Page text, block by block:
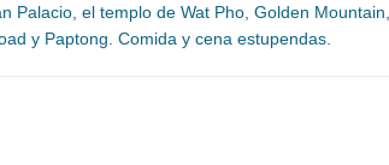
Palacio, el templo de Wat Pho, Golden Mountain,
y Paptong. Comida y cena estupendas.